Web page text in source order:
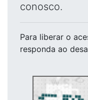
conosco.
Para liberar o
responda ao